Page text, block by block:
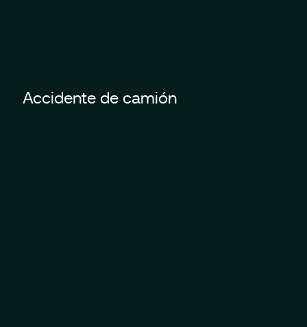
Accidente de camión